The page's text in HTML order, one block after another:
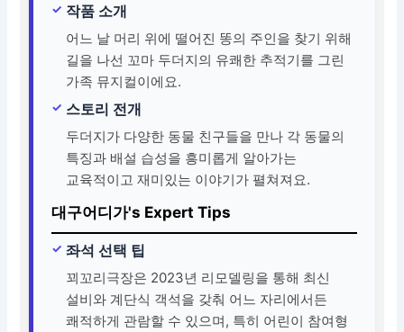
작품 소개
어느 날 머리 위에 떨어진 똥의 주인을 찾기 위해
길을 나선 꼬마 두더지의 유쾌한 추적기를 그린
가족 뮤지컬이에요.
스토리 전개
두더지가 다양한 동물 친구들을 만나 각 동물의
특징과 배설 습성을 흥미롭게 알아가는
교육적이고 재미있는 이야기가 펼쳐져요.
대구어디가's Expert Tips
좌석 선택 팁
꾀꼬리극장은 2023년 리모델링을 통해 최신
설비와 계단식 객석을 갖춰 어느 자리에서든
쾌적하게 관람할 수 있으며, 특히 어린이 참여형